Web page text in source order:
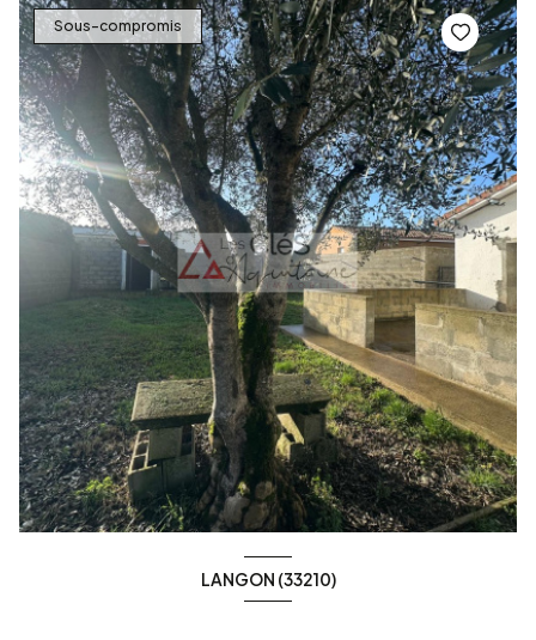
Sous-compromis
LANGON (33210)